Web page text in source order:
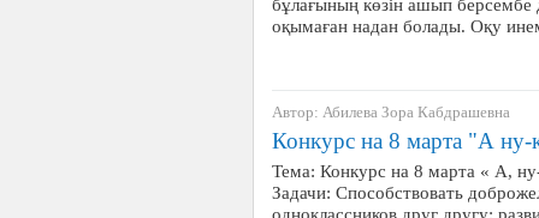
бұлағының көзін ашып
оқымаған надан болады. Оқу
Автор: Абилева Зора Кабдрашевна
Конкурс на 8 марта "А ну-
Тема: Конкурс на 8 марта « А,
Задачи: Способствовать
одноклассников друг другу;